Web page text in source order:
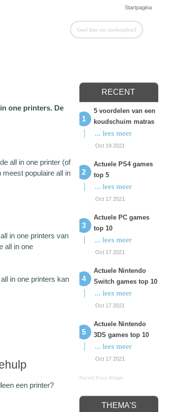
Startpagina
one printers. De
all in one printer (of
populaire all in
in one printers van
all in one
in one printers kan
een printer?
RECENT
5 voordelen van een
koudschuim matras
... lees meer
Oct 19 2021
Actuele PS4 games
top 5
... lees meer
Oct 17 2021
Actuele PC games
top 10
... lees meer
Oct 17 2021
Actuele Nintendo
Switch games top 10
... lees meer
Oct 17 2021
Actuele Nintendo
3DS games top 10
... lees meer
Oct 17 2021
Recent Posts Widget
THEMA'S